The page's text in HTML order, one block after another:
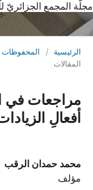
مجلّة المجمع الجزائريّ
الرئيسية / المحفوظات
المقالات
مراجعات
أفعالِ
محمد حمدان الرقب
مؤلف